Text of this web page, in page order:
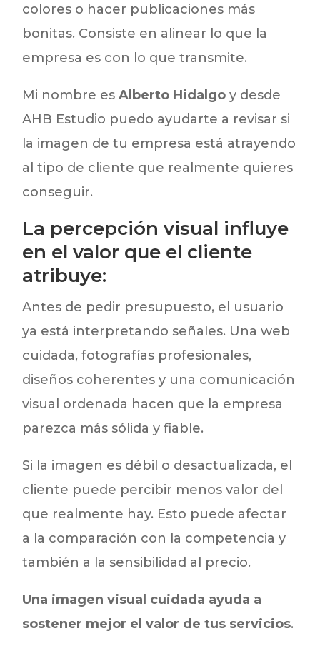
colores o hacer publicaciones más
bonitas. Consiste en alinear lo que la
empresa es con lo que transmite.
Mi nombre esAlberto Hidalgo y desde
AHB Estudio puedo ayudarte a revisar si
la imagen de tu empresa está atrayendo
al tipo de cliente que realmente quieres
conseguir.
La percepción visual influye
en el valor que el cliente
atribuye:
Antes de pedir presupuesto, el usuario
ya está interpretando señales. Una web
cuidada, fotografías profesionales,
diseños coherentes y una comunicación
visual ordenada hacen que la empresa
parezca más sólida y fiable.
Si la imagen es débil o desactualizada, el
cliente puede percibir menos valor del
que realmente hay. Esto puede afectar
a la comparación con la competencia y
también a la sensibilidad al precio.
Una imagen visual cuidada ayuda a
sostener mejor el valor de tus servicios.